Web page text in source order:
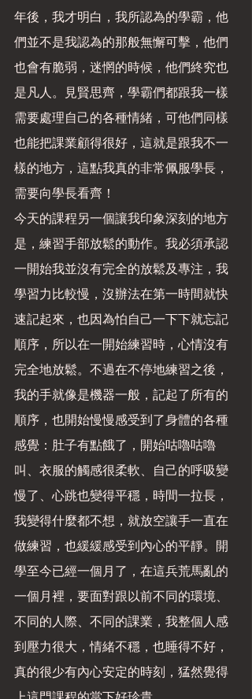
年後，我才明白，我所認為的學霸，他
們並不是我認為的那般無懈可擊，他們
也會有脆弱，迷惘的時候，他們終究也
是凡人。見賢思齊，學霸們都跟我一樣
需要處理自己的各種情緒，可他們同樣
也能把課業顧得很好，這就是跟我不一
樣的地方，這點我真的非常佩服學長，
需要向學長看齊！
今天的課程另一個讓我印象深刻的地方
是，練習手部放鬆的動作。我必須承認
一開始我並沒有完全的放鬆及專注，我
學習力比較慢，沒辦法在第一時間就快
速記起來，也因為怕自己一下下就忘記
順序，所以在一開始練習時，心情沒有
完全地放鬆。不過在不停地練習之後，
我的手就像是機器一般，記起了所有的
順序，也開始慢慢感受到了身體的各種
感覺：肚子有點餓了，開始咕嚕咕嚕
叫、衣服的觸感很柔軟、自己的呼吸變
慢了、心跳也變得平穩，時間一拉長，
我變得什麼都不想，就放空讓手一直在
做練習，也緩緩感受到內心的平靜。開
學至今已經一個月了，在這兵荒馬亂的
一個月裡，要面對跟以前不同的環境、
不同的人際、不同的課業，我整個人感
到壓力很大，情緒不穩，也睡得不好，
真的很少有內心安定的時刻，猛然覺得